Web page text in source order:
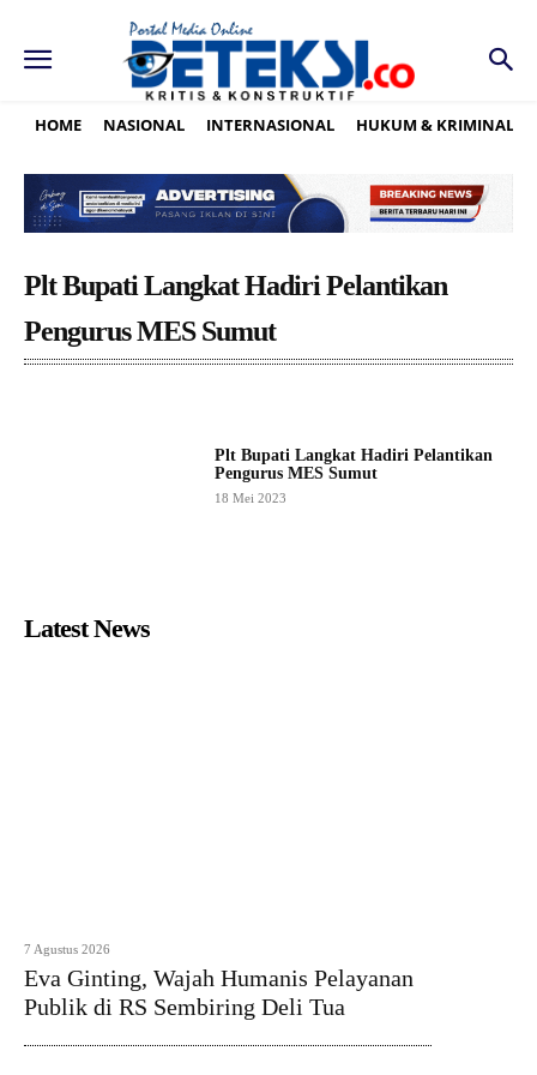
HOME NASIONAL INTERNASIONAL HUKUM & KRIMINAL
Plt Bupati Langkat Hadiri Pelantikan
Pengurus MES Sumut
Plt Bupati Langkat Hadiri Pelantikan
Pengurus MES Sumut
18 Mei 2023
Latest News
7 Agustus 2026
Eva Ginting, Wajah Humanis Pelayanan
Publik di RS Sembiring Deli Tua